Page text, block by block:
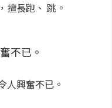
擅長跑、 跳。
人興奮不已。